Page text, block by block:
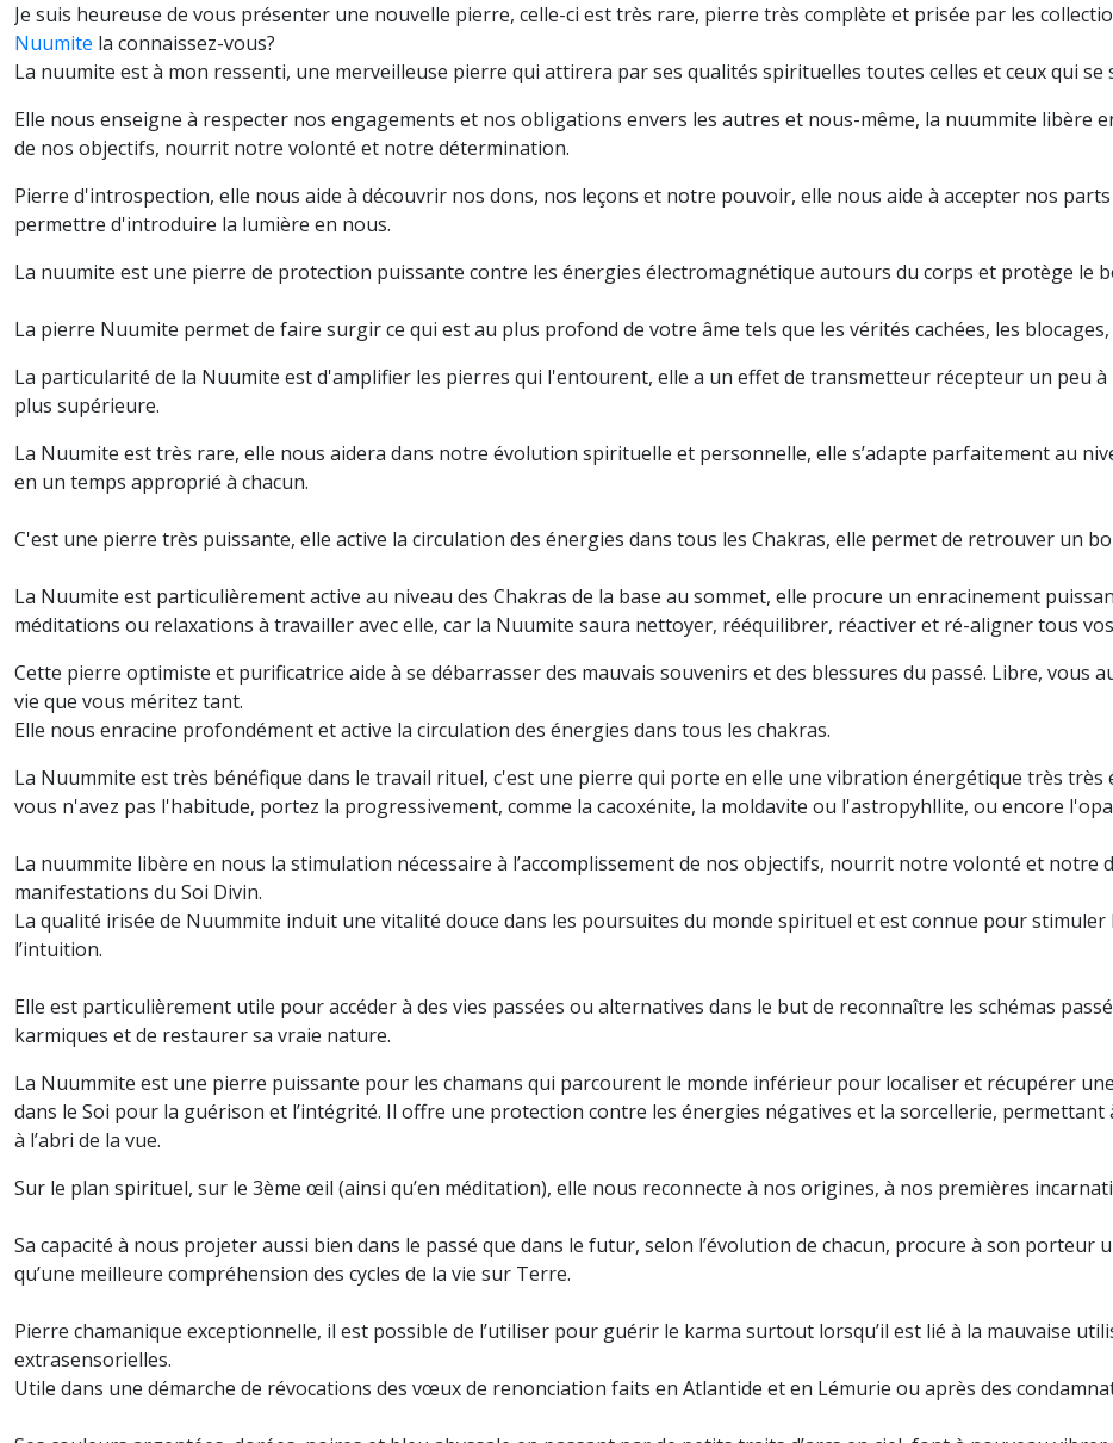
Je suis heureuse de vous présenter une nouvelle pierre, celle-ci est très rare, pierre très complète et prisée par les
Nuumite la connaissez-vous?
La nuumite est à mon ressenti, une merveilleuse pierre qui attirera par ses qualités spirituelles toutes celles et ceux qui
Elle nous enseigne à respecter nos engagements et nos obligations envers les autres et nous-même, la nuummite libère
de nos objectifs, nourrit notre volonté et notre détermination.
Pierre d'introspection, elle nous aide à découvrir nos dons, nos leçons et notre pouvoir, elle nous aide à accepter nos
permettre d'introduire la lumière en nous.
La nuumite est une pierre de protection puissante contre les énergies électromagnétique autours du corps et protège le
La pierre Nuumite permet de faire surgir ce qui est au plus profond de votre âme tels que les vérités cachées, les
La particularité de la Nuumite est d'amplifier les pierres qui l'entourent, elle a un effet de transmetteur récepteur un peu
plus supérieure.
La Nuumite est très rare, elle nous aidera dans notre évolution spirituelle et personnelle, elle s’adapte parfaitement au
en un temps approprié à chacun.
C'est une pierre très puissante, elle active la circulation des énergies dans tous les Chakras, elle permet de retrouver un
La Nuumite est particulièrement active au niveau des Chakras de la base au sommet, elle procure un enracinement
méditations ou relaxations à travailler avec elle, car la Nuumite saura nettoyer, rééquilibrer, réactiver et ré-aligner tous
Cette pierre optimiste et purificatrice aide à se débarrasser des mauvais souvenirs et des blessures du passé. Libre, vous
vie que vous méritez tant.
Elle nous enracine profondément et active la circulation des énergies dans tous les chakras.
La Nuummite est très bénéfique dans le travail rituel, c'est une pierre qui porte en elle une vibration énergétique très
vous n'avez pas l'habitude, portez la progressivement, comme la cacoxénite, la moldavite ou l'astropyhllite, ou encore
La nuummite libère en nous la stimulation nécessaire à l’accomplissement de nos objectifs, nourrit notre volonté et notre
manifestations du Soi Divin.
La qualité irisée de Nuummite induit une vitalité douce dans les poursuites du monde spirituel et est connue pour stimuler
l’intuition.
Elle est particulièrement utile pour accéder à des vies passées ou alternatives dans le but de reconnaître les schémas
karmiques et de restaurer sa vraie nature.
La Nuummite est une pierre puissante pour les chamans qui parcourent le monde inférieur pour localiser et récupérer
dans le Soi pour la guérison et l’intégrité. Il offre une protection contre les énergies négatives et la sorcellerie,
à l’abri de la vue.
Sur le plan spirituel, sur le 3ème œil (ainsi qu’en méditation), elle nous reconnecte à nos origines, à nos premières
Sa capacité à nous projeter aussi bien dans le passé que dans le futur, selon l’évolution de chacun, procure à son
qu’une meilleure compréhension des cycles de la vie sur Terre.
Pierre chamanique exceptionnelle, il est possible de l’utiliser pour guérir le karma surtout lorsqu’il est lié à la mauvaise
extrasensorielles.
Utile dans une démarche de révocations des vœux de renonciation faits en Atlantide et en Lémurie ou après des